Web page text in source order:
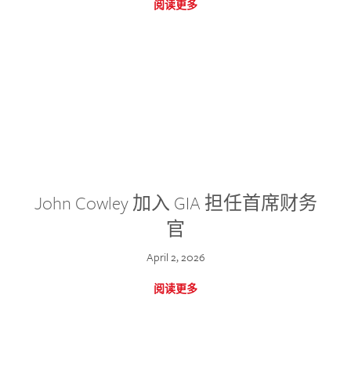
阅读更多
John Cowley 加入 GIA 担任首席财务
官
April 2, 2026
阅读更多